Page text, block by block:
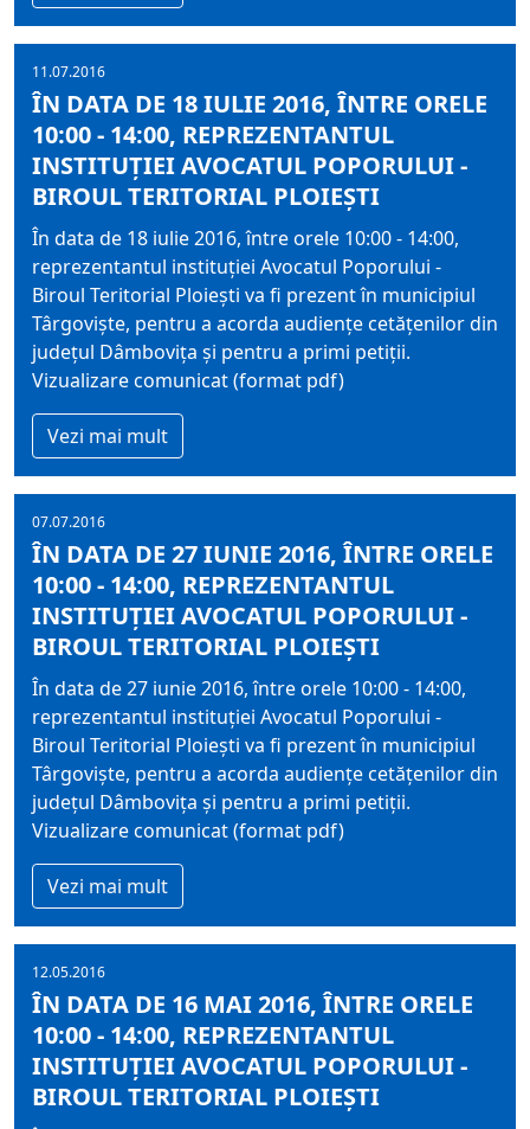
11.07.2016
ÎN DATA DE 18 IULIE 2016, ÎNTRE ORELE
10:00 - 14:00, REPREZENTANTUL
INSTITUŢIEI AVOCATUL POPORULUI -
BIROUL TERITORIAL PLOIEŞTI
În data de 18 iulie 2016, între orele 10:00 - 14:00,
reprezentantul instituţiei Avocatul Poporului -
Biroul Teritorial Ploieşti va fi prezent în municipiul
Târgovişte, pentru a acorda audienţe cetăţenilor din
judeţul Dâmboviţa şi pentru a primi petiţii.
Vizualizare comunicat (format pdf)
Vezi mai mult
07.07.2016
ÎN DATA DE 27 IUNIE 2016, ÎNTRE ORELE
10:00 - 14:00, REPREZENTANTUL
INSTITUŢIEI AVOCATUL POPORULUI -
BIROUL TERITORIAL PLOIEŞTI
În data de 27 iunie 2016, între orele 10:00 - 14:00,
reprezentantul instituţiei Avocatul Poporului -
Biroul Teritorial Ploieşti va fi prezent în municipiul
Târgovişte, pentru a acorda audienţe cetăţenilor din
judeţul Dâmboviţa şi pentru a primi petiţii.
Vizualizare comunicat (format pdf)
Vezi mai mult
12.05.2016
ÎN DATA DE 16 MAI 2016, ÎNTRE ORELE
10:00 - 14:00, REPREZENTANTUL
INSTITUŢIEI AVOCATUL POPORULUI -
BIROUL TERITORIAL PLOIEŞTI